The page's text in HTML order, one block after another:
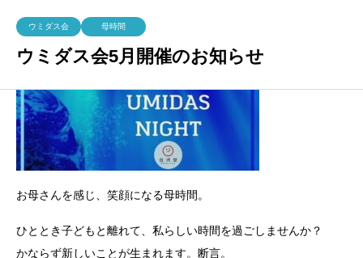
ウミダス会 母時間
ウミダス会5月開催のお知らせ
お母さんを感じ、笑顔になる母時間。
ひととき子どもと離れて、私らしい時間を過ごしませんか？
かならず新しいことが生まれます。断言。